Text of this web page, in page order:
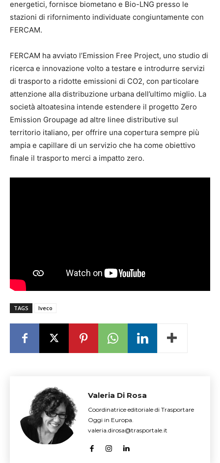
energetici, fornisce biometano e Bio-LNG presso le
stazioni di rifornimento individuate congiuntamente con
FERCAM.
FERCAM ha avviato l’Emission Free Project, uno studio di
ricerca e innovazione volto a testare e introdurre servizi
di trasporto a ridotte emissioni di CO2, con particolare
attenzione alla distribuzione urbana dell’ultimo miglio. La
società altoatesina intende estendere il progetto Zero
Emission Groupage ad altre linee distributive sul
territorio italiano, per offrire una copertura sempre più
ampia e capillare di un servizio che ha come obiettivo
finale il trasporto merci a impatto zero.
TAGS Iveco
Valeria Di Rosa
Coordinatrice editoriale di Trasportare
Oggi in Europa.
valeria.dirosa@trasportale.it